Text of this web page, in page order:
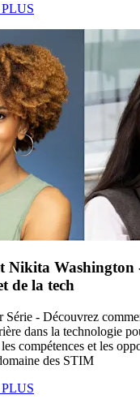
Washington
de la tech
Série - Découvrez
dans la technologie
compétences et les
des STIM